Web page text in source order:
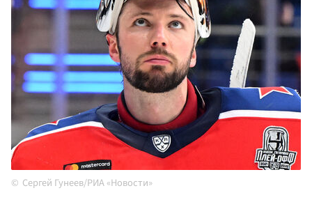
Сергей Гунеев/РИА «Новости»